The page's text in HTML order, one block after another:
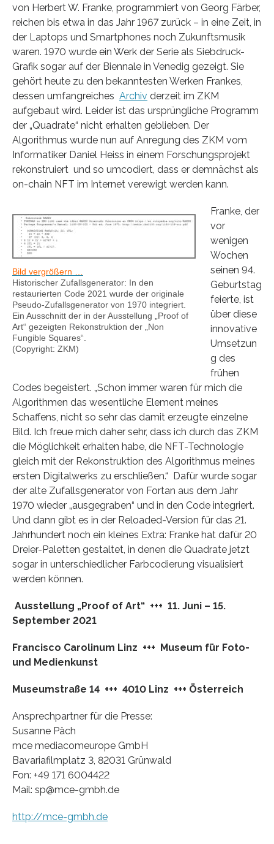
von Herbert W. Franke, programmiert von Georg Färber,
reichen bis etwa in das Jahr 1967 zurück – in eine Zeit, in
der Laptops und Smartphones noch Zukunftsmusik
waren. 1970 wurde ein Werk der Serie als Siebdruck-
Grafik sogar auf der Biennale in Venedig gezeigt. Sie
gehört heute zu den bekanntesten Werken Frankes,
dessen umfangreiches Archiv derzeit im ZKM
aufgebaut wird. Leider ist das ursprüngliche Programm
der „Quadrate“ nicht erhalten geblieben. Der
Algorithmus wurde nun auf Anregung des ZKM vom
Informatiker Daniel Heiss in einem Forschungsprojekt
rekonstruiert und so umcodiert, dass er demnächst als
on-chain NFT im Internet verewigt werden kann.
Bild vergrößern …
Historischer Zufallsgenerator: In den
restaurierten Code 2021 wurde der originale
Pseudo-Zufallsgenerator von 1970 integriert.
Ein Ausschnitt der in der Ausstellung „Proof of
Art“ gezeigten Rekonstruktion der „Non
Fungible Squares“.
(Copyright: ZKM)
Franke, der
vor
wenigen
Wochen
seinen 94.
Geburtstag
feierte, ist
über diese
innovative
Umsetzun
g des
frühen
Codes begeistert. „Schon immer waren für mich die
Algorithmen das wesentliche Element meines
Schaffens, nicht so sehr das damit erzeugte einzelne
Bild. Ich freue mich daher sehr, dass ich durch das ZKM
die Möglichkeit erhalten habe, die NFT-Technologie
gleich mit der Rekonstruktion des Algorithmus meines
ersten Digitalwerks zu erschließen.“ Dafür wurde sogar
der alte Zufallsgenerator von Fortan aus dem Jahr
1970 wieder „ausgegraben“ und in den Code integriert.
Und dann gibt es in der Reloaded-Version für das 21.
Jahrhundert noch ein kleines Extra: Franke hat dafür 20
Dreier-Paletten gestaltet, in denen die Quadrate jetzt
sogar in unterschiedlicher Farbcodierung visualisiert
werden können.
Ausstellung „Proof of Art“ +++ 11. Juni – 15.
September 2021
Francisco Carolinum Linz +++ Museum für Foto-
und Medienkunst
Museumstraße 14 +++ 4010 Linz +++ Österreich
Ansprechpartner für die Presse:
Susanne Päch
mce mediacomeurope GmbH
Bavariafilmplatz 3, 82031 Grünwald
Fon: +49 171 6004422
Mail: sp@mce-gmbh.de
http://mce-gmbh.de